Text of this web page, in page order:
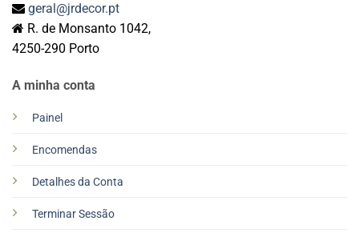
A minha conta
Painel
Encomendas
Detalhes da Conta
Terminar Sessão
geral@jrdecor.pt
R. de Monsanto 1042,
4250-290 Porto